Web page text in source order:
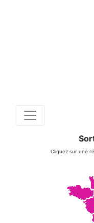
Cliquez sur une